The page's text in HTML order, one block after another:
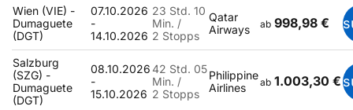
Wien (VIE) -
Dumaguete
(DGT)
07.10.2026
-
14.10.2026
23 Std. 10
Min. /
2 Stopps
Qatar
Airways
ab 998,98 €
Salzburg
(SZG) -
Dumaguete
(DGT)
08.10.2026
-
15.10.2026
42 Std. 05
Min. /
2 Stopps
Philippine
Airlines
ab 1.003,30 €